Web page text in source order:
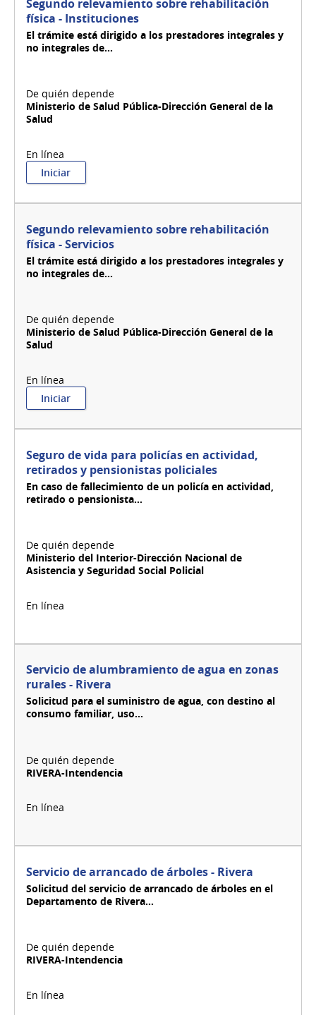
Segundo relevamiento sobre rehabilitación
física - Instituciones
El trámite está dirigido a los prestadores integrales y
no integrales de...
Ministerio de Salud Pública-Dirección General de la
Salud
Iniciar:
Segundo
rehabilitación
física
-
Instituciones
Segundo relevamiento sobre rehabilitación
física - Servicios
El trámite está dirigido a los prestadores integrales y
no integrales de...
Ministerio de Salud Pública-Dirección General de la
Salud
Iniciar:
Segundo
rehabilitación
física
-
Servicios
Seguro de vida para policías en actividad,
retirados y pensionistas policiales
En caso de fallecimiento de un policía en actividad,
retirado o pensionista...
Ministerio del Interior-Dirección Nacional de
Asistencia y Seguridad Social Policial
Servicio de alumbramiento de agua en zonas
rurales - Rivera
Solicitud para el suministro de agua, con destino al
consumo familiar, uso...
RIVERA-Intendencia
Servicio de arrancado de árboles - Rivera
Solicitud del servicio de arrancado de árboles en el
Departamento de Rivera...
RIVERA-Intendencia